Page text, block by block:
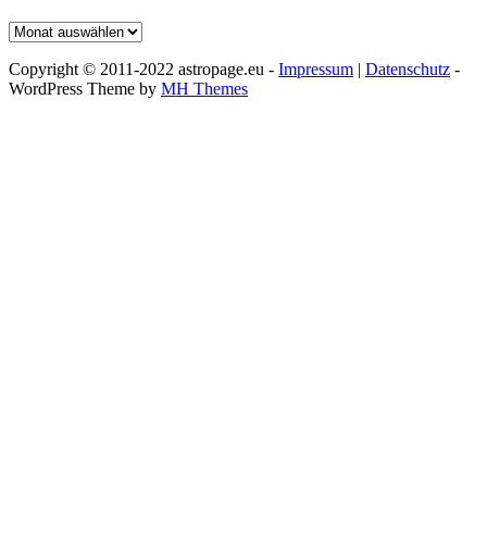
Archiv
Copyright © 2011-2022 astropage.eu - Impressum | Datenschutz -
WordPress Theme by MH Themes